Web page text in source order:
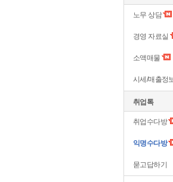
노무 상담
경영 자료실
소액매물
시세/매출정
취업톡
취업수다방
익명수다방
묻고답하기